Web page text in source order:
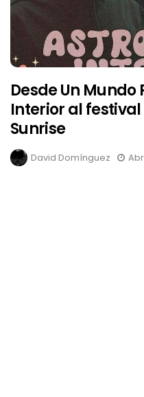
Desde Un
Interior al
Sunrise
David Domínguez